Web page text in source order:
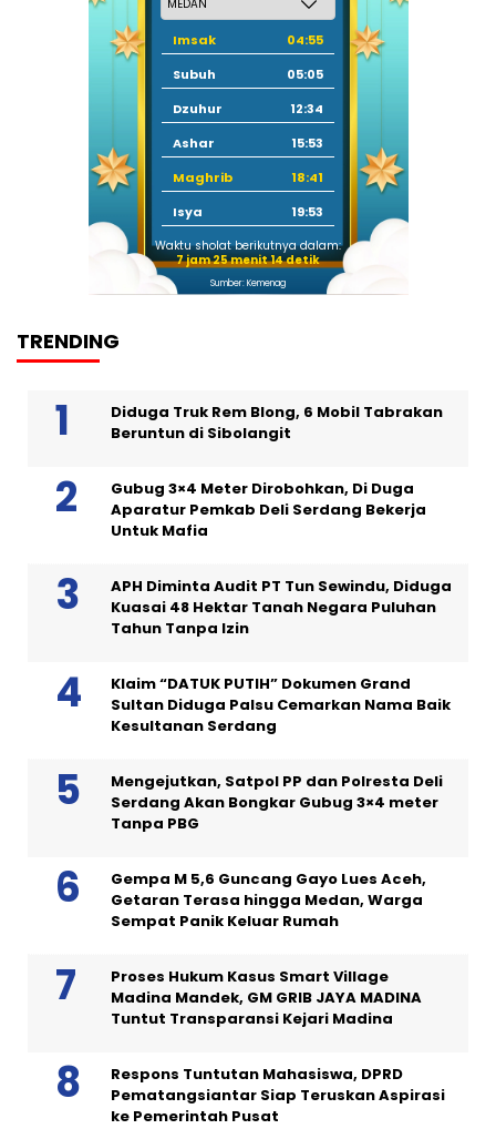
Imsak
04:55
Subuh
05:05
Dzuhur
12:34
Ashar
15:53
Maghrib
18:41
Isya
19:53
Waktu sholat berikutnya dalam:
7 jam 25 menit 13 detik
Sumber: Kemenag
TRENDING
Diduga Truk Rem Blong, 6 Mobil Tabrakan
Beruntun di Sibolangit
Gubug 3×4 Meter Dirobohkan, Di Duga
Aparatur Pemkab Deli Serdang Bekerja
Untuk Mafia
APH Diminta Audit PT Tun Sewindu, Diduga
Kuasai 48 Hektar Tanah Negara Puluhan
Tahun Tanpa Izin
Klaim “DATUK PUTIH” Dokumen Grand
Sultan Diduga Palsu Cemarkan Nama Baik
Kesultanan Serdang
Mengejutkan, Satpol PP dan Polresta Deli
Serdang Akan Bongkar Gubug 3×4 meter
Tanpa PBG
Gempa M 5,6 Guncang Gayo Lues Aceh,
Getaran Terasa hingga Medan, Warga
Sempat Panik Keluar Rumah
Proses Hukum Kasus Smart Village
Madina Mandek, GM GRIB JAYA MADINA
Tuntut Transparansi Kejari Madina
Respons Tuntutan Mahasiswa, DPRD
Pematangsiantar Siap Teruskan Aspirasi
ke Pemerintah Pusat